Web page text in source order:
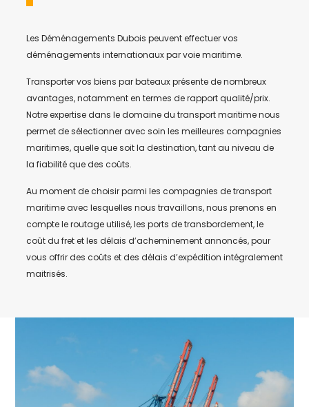
Les Déménagements Dubois peuvent effectuer vos
déménagements internationaux par voie maritime.
Transporter vos biens par bateaux présente de nombreux
avantages, notamment en termes de rapport qualité/prix.
Notre expertise dans le domaine du transport maritime nous
permet de sélectionner avec soin les meilleures compagnies
maritimes, quelle que soit la destination, tant au niveau de
la fiabilité que des coûts.
Au moment de choisir parmi les compagnies de transport
maritime avec lesquelles nous travaillons, nous prenons en
compte le routage utilisé, les ports de transbordement, le
coût du fret et les délais d’acheminement annoncés, pour
vous offrir des coûts et des délais d’expédition intégralement
maitrisés.